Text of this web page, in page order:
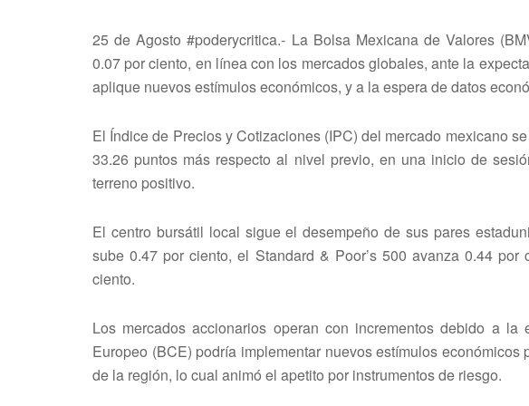
25 de Agosto #poderycritica.- La Bolsa Mexicana de Valores
0.07 por ciento, en línea con los mercados globales, ante la
aplique nuevos estímulos económicos, y a la espera de datos
El Índice de Precios y Cotizaciones (IPC) del mercado mexicano
33.26 puntos más respecto al nivel previo, en una inicio de
terreno positivo.
El centro bursátil local sigue el desempeño de sus pares
sube 0.47 por ciento, el Standard & Poor’s 500 avanza 0.44
ciento.
Los mercados accionarios operan con incrementos debido a
Europeo (BCE) podría implementar nuevos estímulos
de la región, lo cual animó el apetito por instrumentos de riesgo.